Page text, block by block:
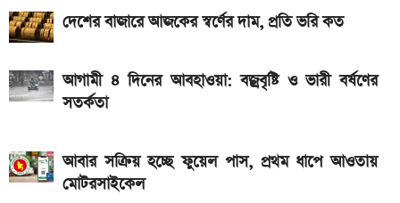
দেশের বাজারে আজকের স্বর্ণের দাম, প্রতি ভরি কত
আগামী ৪ দিনের আবহাওয়া: বজ্রবৃষ্টি ও ভারী বর্ষণের
সতর্কতা
আবার সক্রিয় হচ্ছে ফুয়েল পাস, প্রথম ধাপে আওতায়
মোটরসাইকেল